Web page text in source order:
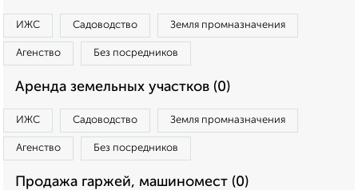
ИЖС Садоводство Земля промназначения
Агенство Без посредников
Аренда земельных участков (0)
ИЖС Садоводство Земля промназначения
Агенство Без посредников
Продажа гаржей, машиномест (0)